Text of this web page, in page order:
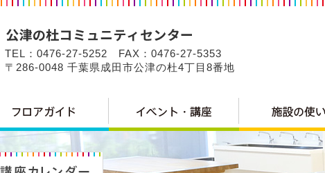
TEL：0476-27-5252 FAX：0476-27-5353
〒286-0048 千葉県成田市公津の杜4丁目8番地